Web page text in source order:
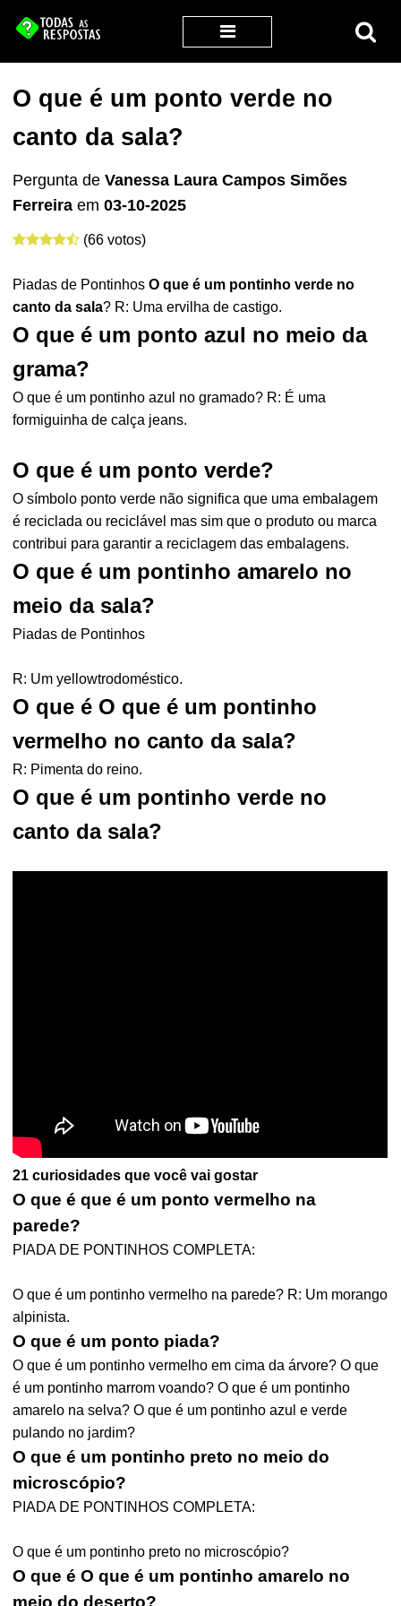
O que é um ponto verde no
canto da sala?
Pergunta deVanessa Laura Campos Simões
Ferreira em03-10-2025
(66 votos)
Piadas de PontinhosO que é um pontinho verde no
canto da sala? R: Uma ervilha de castigo.
O que é um ponto azul no meio da
grama?
O que é um pontinho azul no gramado? R: É uma
formiguinha de calça jeans.
O que é um ponto verde?
O símbolo ponto verde não significa que uma embalagem
é reciclada ou reciclável mas sim que o produto ou marca
contribui para garantir a reciclagem das embalagens.
O que é um pontinho amarelo no
meio da sala?
Piadas de Pontinhos
R: Um yellowtrodoméstico.
O que é O que é um pontinho
vermelho no canto da sala?
R: Pimenta do reino.
O que é um pontinho verde no
canto da sala?
21 curiosidades que você vai gostar
O que é que é um ponto vermelho na
parede?
PIADA DE PONTINHOS COMPLETA:
O que é um pontinho vermelho na parede? R: Um morango
alpinista.
O que é um ponto piada?
O que é um pontinho vermelho em cima da árvore? O que
é um pontinho marrom voando? O que é um pontinho
amarelo na selva? O que é um pontinho azul e verde
pulando no jardim?
O que é um pontinho preto no meio do
microscópio?
PIADA DE PONTINHOS COMPLETA:
O que é um pontinho preto no microscópio?
O que é O que é um pontinho amarelo no
meio do deserto?